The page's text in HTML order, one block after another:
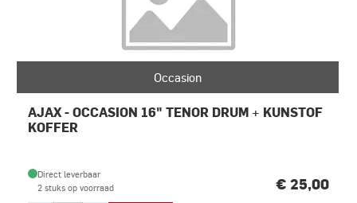
Occasion
AJAX - OCCASION 16" TENOR DRUM + KUNSTOF
KOFFER
Direct leverbaar
2 stuks op voorraad
€ 25,00